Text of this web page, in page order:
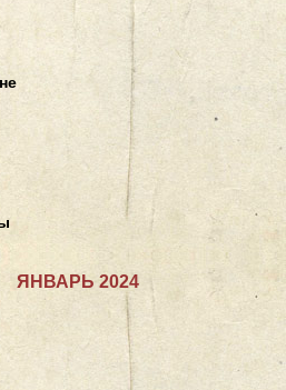
ЯНВАРЬ 2024